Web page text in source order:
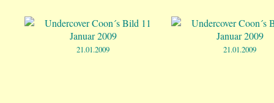
21.01.2009 21.01.2009